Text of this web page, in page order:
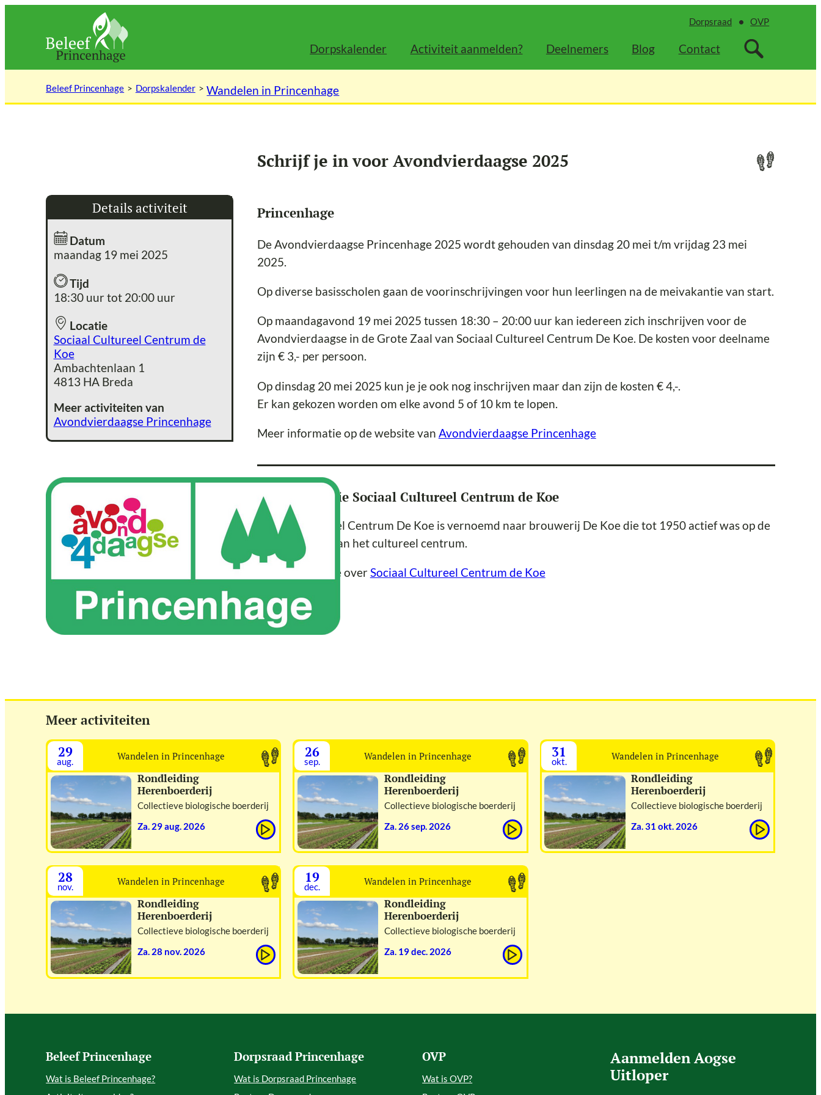
inhoud
Dorpsraad OVP
Dorpskalender Activiteit aanmelden? Deelnemers Blog Contact
Beleef Princenhage Dorpskalender Wandelen in Princenhage
Schrijf je in voor Avondvierdaagse 2025
Details activiteit
Datum
maandag 19 mei 2025
Tijd
18:30 uur tot 20:00 uur
Locatie
Sociaal Cultureel Centrum de
Koe
Ambachtenlaan 1
4813 HA Breda
Meer activiteiten van
Avondvierdaagse Princenhage
Princenhage
De Avondvierdaagse Princenhage 2025 wordt gehouden van dinsdag 20 mei t/m vrijdag 23 mei
2025.
Op diverse basisscholen gaan de voorinschrijvingen voor hun leerlingen na de meivakantie van start.
Op maandagavond 19 mei 2025 tussen 18:30 – 20:00 uur kan iedereen zich inschrijven voor de
Avondvierdaagse in de Grote Zaal van Sociaal Cultureel Centrum De Koe. De kosten voor deelname
zijn € 3,- per persoon.
Op dinsdag 20 mei 2025 kun je je ook nog inschrijven maar dan zijn de kosten € 4,-.
Er kan gekozen worden om elke avond 5 of 10 km te lopen.
Meer informatie op de website van Avondvierdaagse Princenhage
Over de locatie Sociaal Cultureel Centrum de Koe
Sociaal Cultureel Centrum De Koe is vernoemd naar brouwerij De Koe die tot 1950 actief was op de
huidige plaats van het cultureel centrum.
Meer informatie overSociaal Cultureel Centrum de Koe
Meer activiteiten
29
aug. Wandelen in Princenhage
Rondleiding
Herenboerderij
Collectieve biologische boerderij
za. 29 aug. 2026
26
sep. Wandelen in Princenhage
Rondleiding
Herenboerderij
Collectieve biologische boerderij
za. 26 sep. 2026
31
okt. Wandelen in Princenhage
Rondleiding
Herenboerderij
Collectieve biologische boerderij
za. 31 okt. 2026
28
nov. Wandelen in Princenhage
Rondleiding
Herenboerderij
Collectieve biologische boerderij
za. 28 nov. 2026
19
dec. Wandelen in Princenhage
Rondleiding
Herenboerderij
Collectieve biologische boerderij
za. 19 dec. 2026
Beleef Princenhage
Wat is Beleef Princenhage?
Dorpsraad Princenhage
Wat is Dorpsraad Princenhage
OVP
Wat is OVP?
Aanmelden Aogse
Uitloper